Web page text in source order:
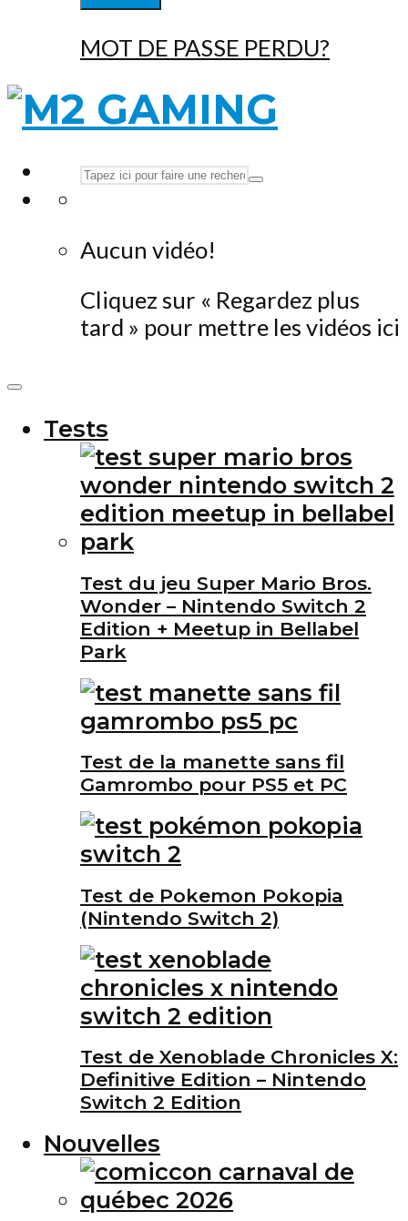
MOT DE PASSE PERDU?
Aucun vidéo!
Cliquez sur « Regardez plus
tard » pour mettre les vidéos ici
Tests
Test du jeu Super Mario Bros.
Wonder – Nintendo Switch 2
Edition + Meetup in Bellabel
Park
Test de la manette sans fil
Gamrombo pour PS5 et PC
Test de Pokemon Pokopia
(Nintendo Switch 2)
Test de Xenoblade Chronicles X:
Definitive Edition – Nintendo
Switch 2 Edition
Nouvelles